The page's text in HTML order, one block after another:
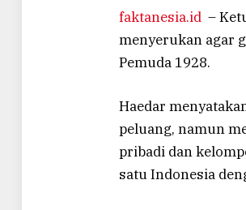
faktanesia.id –
menyerukan agar
Pemuda 1928.
Haedar
peluang, namun
pribadi dan
satu Indonesia